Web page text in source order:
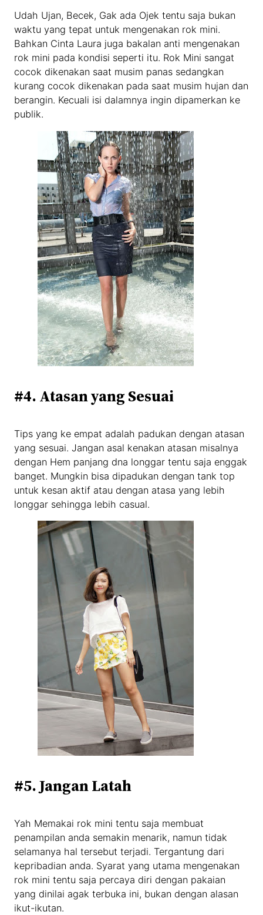
Udah Ujan, Becek, Gak ada Ojek tentu saja bukan
waktu yang tepat untuk mengenakan rok mini.
Bahkan Cinta Laura juga bakalan anti mengenakan
rok mini pada kondisi seperti itu. Rok Mini sangat
cocok dikenakan saat musim panas sedangkan
kurang cocok dikenakan pada saat musim hujan dan
berangin. Kecuali isi dalamnya ingin dipamerkan ke
publik.
#4. Atasan yang Sesuai
Tips yang ke empat adalah padukan dengan atasan
yang sesuai. Jangan asal kenakan atasan misalnya
dengan Hem panjang dna longgar tentu saja enggak
banget. Mungkin bisa dipadukan dengan tank top
untuk kesan aktif atau dengan atasa yang lebih
longgar sehingga lebih casual.
#5. Jangan Latah
Yah Memakai rok mini tentu saja membuat
penampilan anda semakin menarik, namun tidak
selamanya hal tersebut terjadi. Tergantung dari
kepribadian anda. Syarat yang utama mengenakan
rok mini tentu saja percaya diri dengan pakaian
yang dinilai agak terbuka ini, bukan dengan alasan
ikut-ikutan.